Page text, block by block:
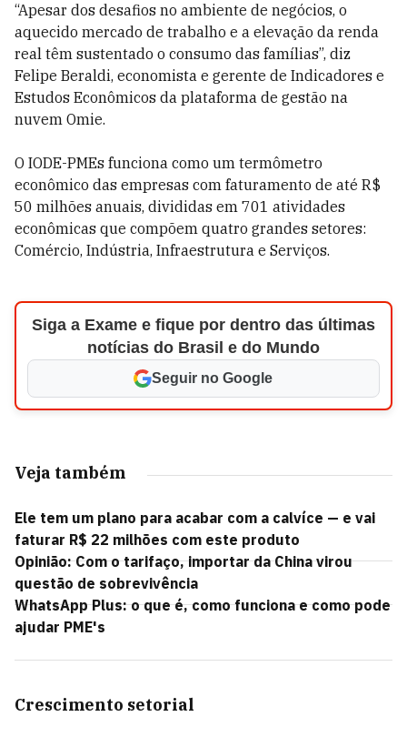
“Apesar dos desafios no ambiente de negócios, o
aquecido mercado de trabalho e a elevação da renda
real têm sustentado o consumo das famílias”, diz
Felipe Beraldi, economista e gerente de Indicadores e
Estudos Econômicos da plataforma de gestão na
nuvem Omie.
O IODE-PMEs funciona como um termômetro
econômico das empresas com faturamento de até R$
50 milhões anuais, divididas em 701 atividades
econômicas que compõem quatro grandes setores:
Comércio, Indústria, Infraestrutura e Serviços.
Siga a Exame e fique por dentro das últimas
notícias do Brasil e do Mundo
Seguir no Google
Veja também
Ele tem um plano para acabar com a calvíce — e vai
faturar R$ 22 milhões com este produto
Opinião: Com o tarifaço, importar da China virou
questão de sobrevivência
WhatsApp Plus: o que é, como funciona e como pode
ajudar PME's
Crescimento setorial